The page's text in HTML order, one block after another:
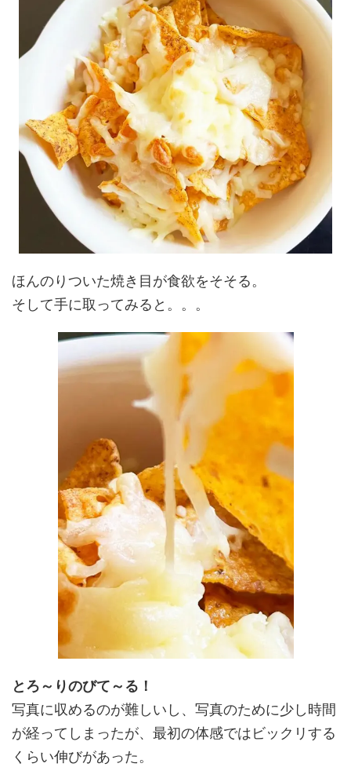
ほんのりついた焼き目が食欲をそそる。
そして手に取ってみると。。。
とろ～りのびて～る！
写真に収めるのが難しいし、写真のために少し時間
が経ってしまったが、最初の体感ではビックリする
くらい伸びがあった。